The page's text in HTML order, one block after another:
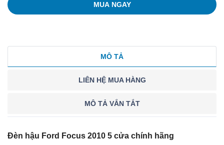
MUA NGAY
MÔ TẢ
LIÊN HỆ MUA HÀNG
MÔ TẢ VẮN TẮT
Đèn hậu Ford Focus 2010 5 cửa chính hãng